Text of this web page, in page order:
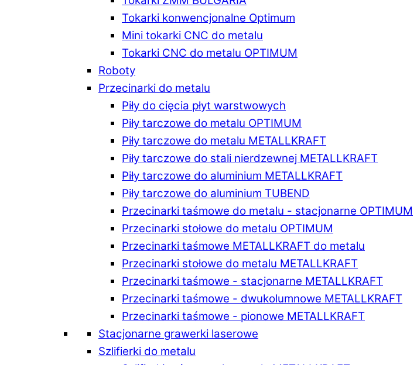
Tokarki konwencjonalne Optimum
Mini tokarki CNC do metalu
Tokarki CNC do metalu OPTIMUM
Roboty
Przecinarki do metalu
Piły do cięcia płyt warstwowych
Piły tarczowe do metalu OPTIMUM
Piły tarczowe do metalu METALLKRAFT
Piły tarczowe do stali nierdzewnej METALLKRAFT
Piły tarczowe do aluminium METALLKRAFT
Piły tarczowe do aluminium TUBEND
Przecinarki taśmowe do metalu - stacjonarne OPTIMUM
Przecinarki stołowe do metalu OPTIMUM
Przecinarki taśmowe METALLKRAFT do metalu
Przecinarki stołowe do metalu METALLKRAFT
Przecinarki taśmowe - stacjonarne METALLKRAFT
Przecinarki taśmowe - dwukolumnowe METALLKRAFT
Przecinarki taśmowe - pionowe METALLKRAFT
Stacjonarne grawerki laserowe
Szlifierki do metalu